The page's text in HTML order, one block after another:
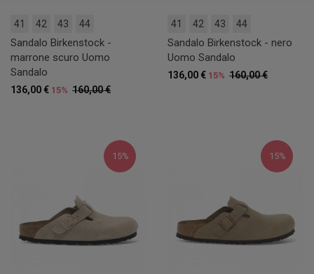
41 42 43 44
Sandalo Birkenstock -
marrone scuro Uomo
Sandalo
160,00 €
136,00 € 15%
41 42 43 44
Sandalo Birkenstock - nero
Uomo Sandalo
160,00 €
136,00 € 15%
15% 15%